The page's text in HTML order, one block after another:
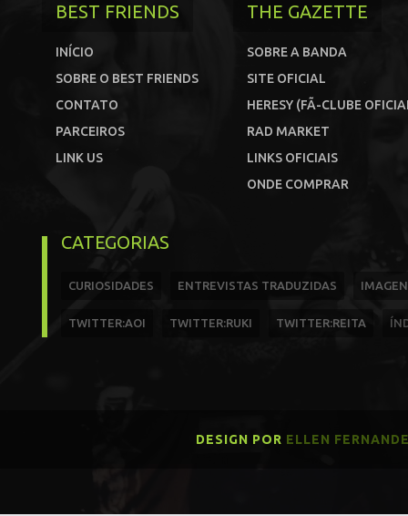
BEST FRIENDS
INÍCIO
SOBRE O BEST FRIENDS
CONTATO
PARCEIROS
LINK US
THE GAZETTE
SOBRE A BANDA
SITE OFICIAL
HERESY (FÃ-CLUBE
RAD MARKET
LINKS OFICIAIS
ONDE COMPRAR
CATEGORIAS
CURIOSIDADES ENTREVISTAS TRADUZIDAS
TWITTER:AOI TWITTER:RUKI TWITTER:REITA
DESIGN POR ELLEN